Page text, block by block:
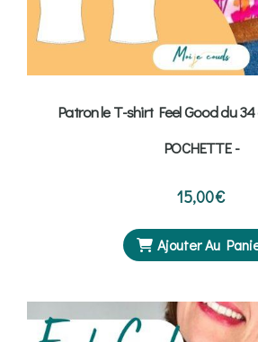
Patron le T-shirt Feel Good du
POCHETTE -
15,00€
Ajouter Au